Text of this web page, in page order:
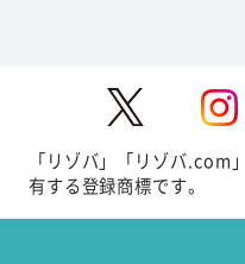
「リゾバ」「リゾバ.com
有する登録商標です。